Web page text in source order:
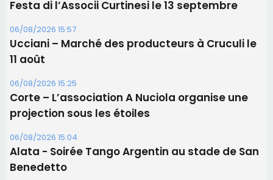
Festa di l’Associi Curtinesi le 13 septembre
06/08/2026 15:57
Ucciani – Marché des producteurs à Cruculi le
11 août
06/08/2026 15:25
Corte – L’association A Nuciola organise une
projection sous les étoiles
06/08/2026 15:04
Alata - Soirée Tango Argentin au stade de San
Benedetto